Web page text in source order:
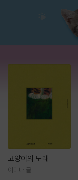
고양이의 노래
이미나 글